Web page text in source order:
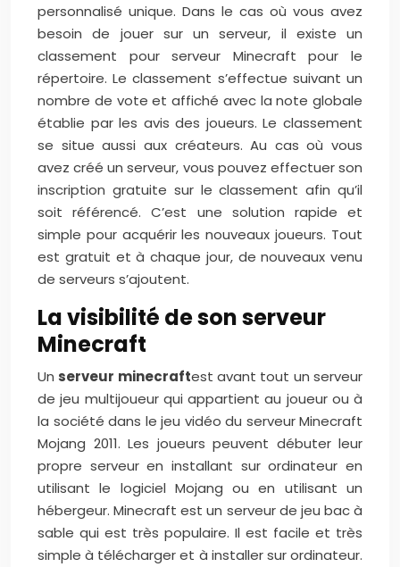
personnalisé unique. Dans le cas où vous avez
besoin de jouer sur un serveur, il existe un
classement pour serveur Minecraft pour le
répertoire. Le classement s’effectue suivant un
nombre de vote et affiché avec la note globale
établie par les avis des joueurs. Le classement
se situe aussi aux créateurs. Au cas où vous
avez créé un serveur, vous pouvez effectuer son
inscription gratuite sur le classement afin qu’il
soit référencé. C’est une solution rapide et
simple pour acquérir les nouveaux joueurs. Tout
est gratuit et à chaque jour, de nouveaux venu
de serveurs s’ajoutent.
La visibilité de son serveur
Minecraft
Un serveur minecraftest avant tout un serveur
de jeu multijoueur qui appartient au joueur ou à
la société dans le jeu vidéo du serveur Minecraft
Mojang 2011. Les joueurs peuvent débuter leur
propre serveur en installant sur ordinateur en
utilisant le logiciel Mojang ou en utilisant un
hébergeur. Minecraft est un serveur de jeu bac à
sable qui est très populaire. Il est facile et très
simple à télécharger et à installer sur ordinateur.